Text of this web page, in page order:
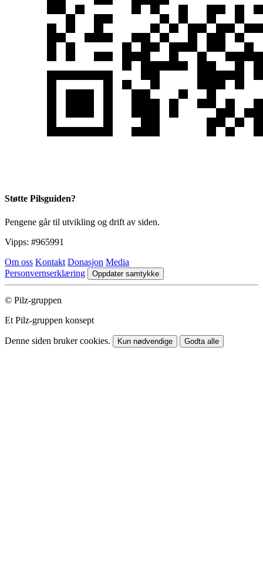
Støtte Pilsguiden?
Pengene går til utvikling og drift av siden.
Vipps: #965991
Om oss Kontakt Donasjon Media
Personvernserklæring
Oppdater samtykke
© Pilz-gruppen
Et Pilz-gruppen konsept
Denne siden bruker cookies. Kun nødvendige Godta alle